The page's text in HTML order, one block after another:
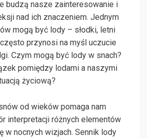
budzą nasze zainteresowanie i
nad ich znaczeniem. Jednym
mogą być lody – słodki, letni
przynosi na myśl uczucie
Czym mogą być lody w snach?
pomiędzy lodami a naszymi
życiową?
od wieków pomaga nam
interpretacji różnych elementów
w nocnych wizjach. Sennik lody